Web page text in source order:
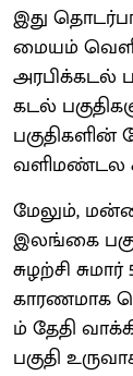
இது
மையம்
அரபிக்கடல்
கடல்
பகுதிகளின்
வளிமண்டல
மேலும்,
இலங்கை
சுழற்சி
காரணமாக
ம் தேதி
பகுதி